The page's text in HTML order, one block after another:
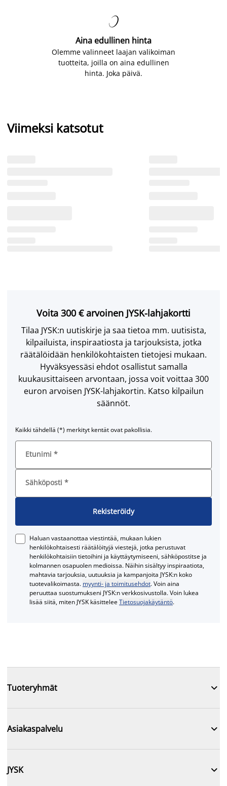

Aina edullinen hinta
Olemme valinneet laajan valikoiman
tuotteita, joilla on aina edullinen
hinta. Joka päivä.
Viimeksi katsotut
Voita 300 € arvoinen JYSK-lahjakortti
Tilaa JYSK:n uutiskirje ja saa tietoa mm. uutisista,
kilpailuista, inspiraatiosta ja tarjouksista, jotka
räätälöidään henkilökohtaisten tietojesi mukaan.
Hyväksyessäsi ehdot osallistut samalla
kuukausittaiseen arvontaan, jossa voit voittaa 300
euron arvoisen JYSK-lahjakortin. Katso kilpailun
säännöt.
Kaikki tähdellä (*) merkityt kentät ovat pakollisia.
Etunimi *
Sähköposti *
Rekisteröidy
Haluan vastaanottaa viestintää, mukaan lukien
henkilökohtaisesti räätälöityjä viestejä, jotka perustuvat
henkilökohtaisiin tietoihini ja käyttäytymiseeni, sähköpostitse ja
kolmannen osapuolen medioissa. Näihin sisältyy inspiraatiota,
mahtavia tarjouksia, uutuuksia ja kampanjoita JYSK:n koko
tuotevalikoimasta. myynti- ja toimitusehdot. Voin aina
peruuttaa suostumukseni JYSK:n verkkosivustolla. Voin lukea
lisää siitä, miten JYSK käsitteleeTietosuojakäytäntö.
Tuoteryhmät 
Asiakaspalvelu 
JYSK 